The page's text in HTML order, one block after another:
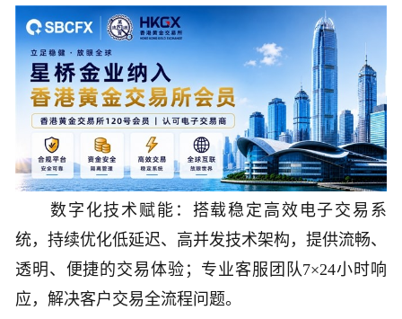
数字化技术赋能：搭载稳定高效电子交易系
统，持续优化低延迟、高并发技术架构，提供流畅、
透明、便捷的交易体验；专业客服团队7×24小时响
应，解决客户交易全流程问题。